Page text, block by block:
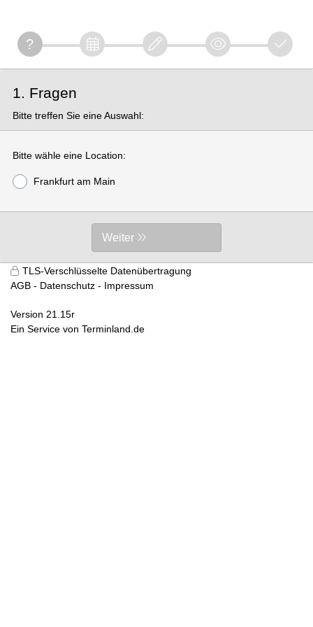
1. Fragen
Bitte treffen Sie eine Auswahl:
Bitte wähle eine Location:
Frankfurt am Main
Weiter
TLS-Verschlüsselte Datenübertragung
AGB
Datenschutz Impressum
Version 21.15r
Ein Service von Terminland.de